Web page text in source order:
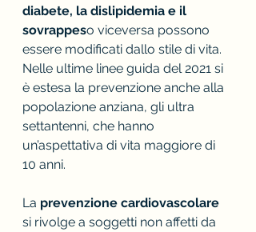
diabete, la dislipidemia e il
sovrappeso viceversa possono
essere modificati dallo stile di vita.
Nelle ultime linee guida del 2021 si
è estesa la prevenzione anche alla
popolazione anziana, gli ultra
settantenni, che hanno
un’aspettativa di vita maggiore di
10 anni.
La prevenzione cardiovascolare
si rivolge a soggetti non affetti da